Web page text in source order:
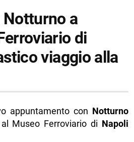
a
di
viaggio alla
appuntamento con Notturno
Museo Ferroviario di Napoli